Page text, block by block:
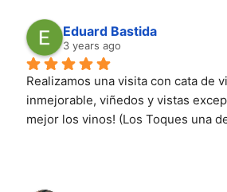
Eduard Bastida
3 years ago
Realizamos una visita con cata de
inmejorable, viñedos y vistas
mejor los vinos! (Los Toques una